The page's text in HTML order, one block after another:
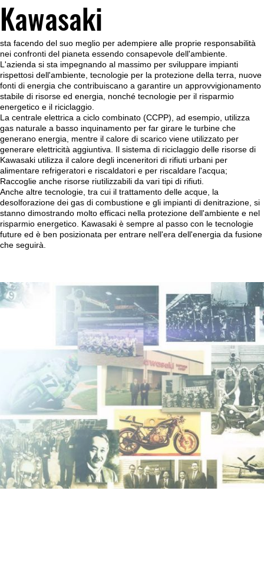
Kawasaki
sta facendo del suo meglio per adempiere alle proprie responsabilità
nei confronti del pianeta essendo consapevole dell'ambiente.
L'azienda si sta impegnando al massimo per sviluppare impianti
rispettosi dell'ambiente, tecnologie per la protezione della terra, nuove
fonti di energia che contribuiscano a garantire un approvvigionamento
stabile di risorse ed energia, nonché tecnologie per il risparmio
energetico e il riciclaggio.
La centrale elettrica a ciclo combinato (CCPP), ad esempio, utilizza
gas naturale a basso inquinamento per far girare le turbine che
generano energia, mentre il calore di scarico viene utilizzato per
generare elettricità aggiuntiva. Il sistema di riciclaggio delle risorse di
Kawasaki utilizza il calore degli inceneritori di rifiuti urbani per
alimentare refrigeratori e riscaldatori e per riscaldare l'acqua;
Raccoglie anche risorse riutilizzabili da vari tipi di rifiuti.
Anche altre tecnologie, tra cui il trattamento delle acque, la
desolforazione dei gas di combustione e gli impianti di denitrazione, si
stanno dimostrando molto efficaci nella protezione dell'ambiente e nel
risparmio energetico. Kawasaki è sempre al passo con le tecnologie
future ed è ben posizionata per entrare nell'era dell'energia da fusione
che seguirà.